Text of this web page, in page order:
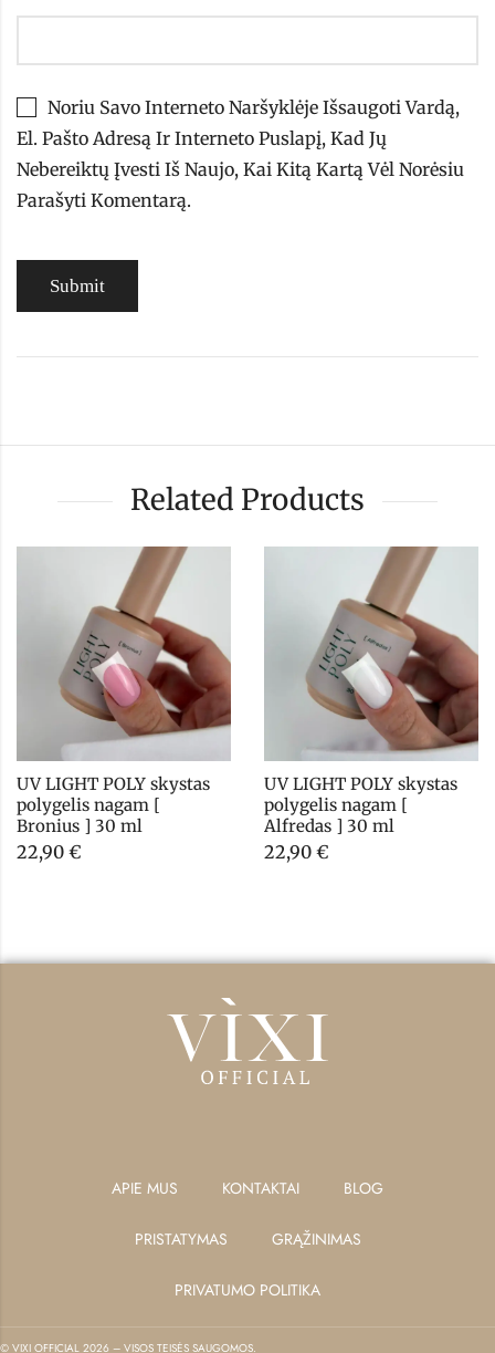
Noriu Savo Interneto Naršyklėje Išsaugoti Vardą,
El. Pašto Adresą Ir Interneto Puslapį, Kad Jų
Nebereiktų Įvesti Iš Naujo, Kai Kitą Kartą Vėl Norėsiu
Parašyti Komentarą.
Related Products
UV LIGHT POLY skystas
polygelis nagam [
Bronius ] 30 ml
22,90 €
UV LIGHT POLY skystas
polygelis nagam [
Alfredas ] 30 ml
22,90 €
APIE MUS KONTAKTAI BLOG
PRISTATYMAS GRĄŽINIMAS
PRIVATUMO POLITIKA
© VIXI OFFICIAL 2026 – VISOS TEISĖS SAUGOMOS.